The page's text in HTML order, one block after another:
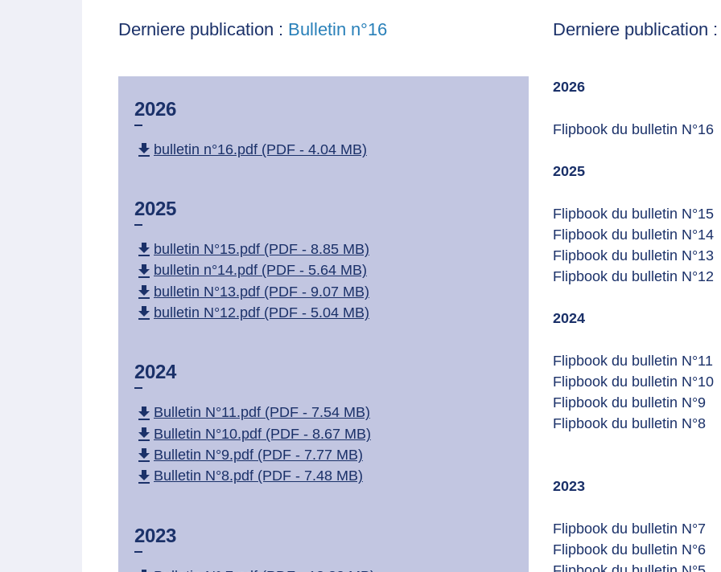
Derniere publication : Bulletin n°16
2026
file_download bulletin n°16.pdf (PDF - 4.04 MB)
2025
file_download bulletin N°15.pdf (PDF - 8.85 MB)
file_download bulletin n°14.pdf (PDF - 5.64 MB)
file_download bulletin N°13.pdf (PDF - 9.07 MB)
file_download bulletin N°12.pdf (PDF - 5.04 MB)
2024
file_download Bulletin N°11.pdf (PDF - 7.54 MB)
file_download Bulletin N°10.pdf (PDF - 8.67 MB)
file_download Bulletin N°9.pdf (PDF - 7.77 MB)
file_download Bulletin N°8.pdf (PDF - 7.48 MB)
2023
Derniere publication :
2026
Flipbook du bulletin N°16​​​​​​​
2025
Flipbook du bulletin N°15
Flipbook du bulletin N°14
Flipbook du bulletin N°13
Flipbook du bulletin N°12
2024
Flipbook du bulletin N°11
Flipbook du bulletin N°10
Flipbook du bulletin N°9
Flipbook du bulletin N°8
2023
Flipbook du bulletin N°7
Flipbook du bulletin N°6